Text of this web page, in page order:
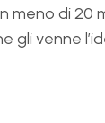
meno di
gli venne